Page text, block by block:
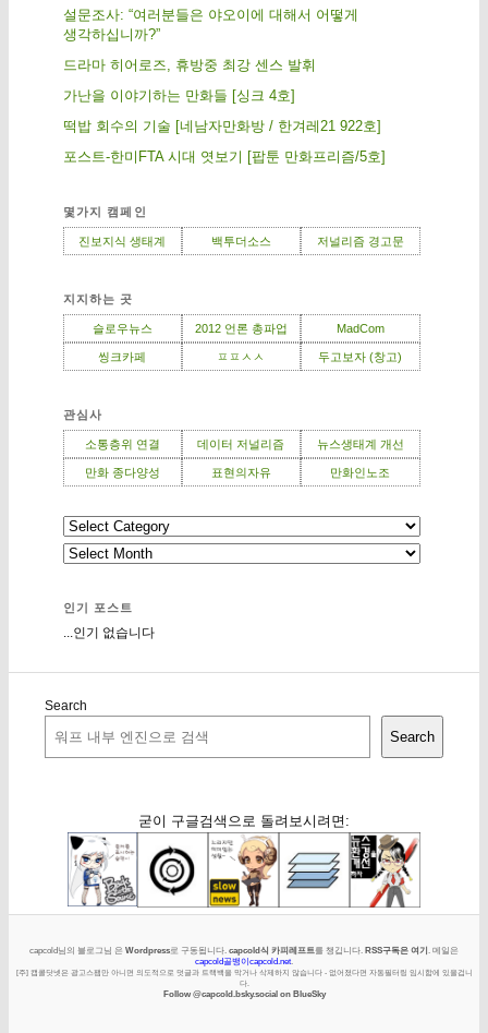
설문조사: “여러분들은 야오이에 대해서 어떻게
생각하십니까?”
드라마 히어로즈, 휴방중 최강 센스 발휘
가난을 이야기하는 만화들 [싱크 4호]
떡밥 회수의 기술 [네남자만화방 / 한겨레21 922호]
포스트-한미FTA 시대 엿보기 [팝툰 만화프리즘/5호]
몇가지 캠페인
진보지식 생태계 백투더소스 저널리즘 경고문
지지하는 곳
슬로우뉴스 2012 언론 총파업 MadCom
씽크카페 ㅍㅍㅅㅅ 두고보자 (창고)
관심사
소통층위 연결 데이터 저널리즘 뉴스생태계 개선
만화 종다양성 표현의자유 만화인노조
인기 포스트
...인기 없습니다
Search
Search
굳이 구글검색으로 돌려보시려면:
capcold님의 블로그님 은 Wordpress로 구동됩니다. capcold식 카피레프트를 챙깁니다. RSS구독은 여기 . 메일은
capcold골뱅이capcold.net
[주] 캡콜닷넷은 광고스팸만 아니면 의도적으로 덧글과 트랙백을 막거나 삭제하지 않습니다 - 없어졌다면 자동필터링 임시함에 있을겁니
다.
Follow @capcold.bsky.social on BlueSky